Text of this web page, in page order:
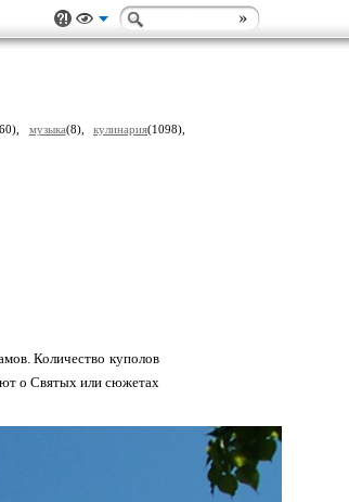
музыка(8),кулинария(1098),
Количество куполов
о Святых или сюжетах